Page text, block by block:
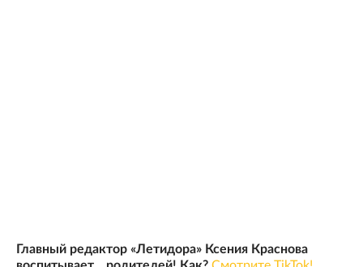
Главный редактор «Летидора» Ксения Краснова